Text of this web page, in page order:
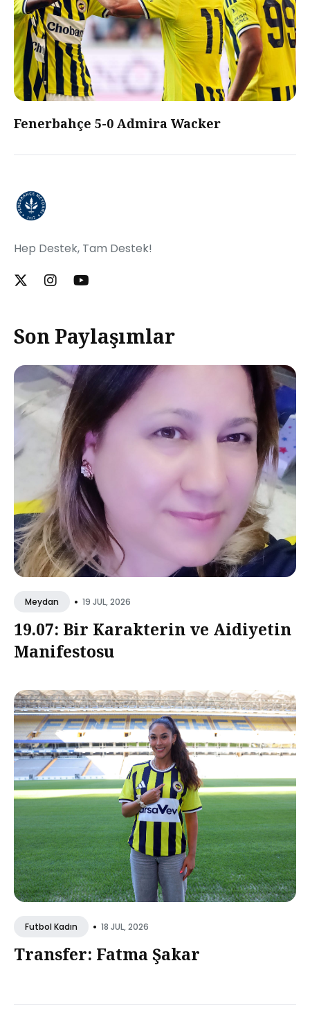
Fenerbahçe 5-0 Admira Wacker
Hep Destek, Tam Destek!
Son Paylaşımlar
Meydan • 19 JUL, 2026
19.07: Bir Karakterin ve Aidiyetin
Manifestosu
Futbol Kadın • 18 JUL, 2026
Transfer: Fatma Şakar